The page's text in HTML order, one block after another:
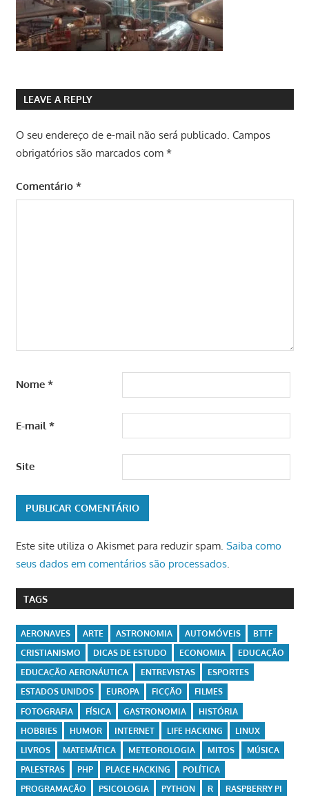
LEAVE A REPLY
O seu endereço de e-mail não será publicado. Campos
obrigatórios são marcados com *
Comentário *
Nome *
E-mail *
Site
Este site utiliza o Akismet para reduzir spam. Saiba como
seus dados em comentários são processados.
TAGS
AERONAVES ARTE ASTRONOMIA AUTOMÓVEIS
BTTF
CRISTIANISMO
DICAS DE ESTUDO ECONOMIA
EDUCAÇÃO
EDUCAÇÃO AERONÁUTICA
ENTREVISTAS
ESPORTES
ESTADOS UNIDOS
EUROPA FICÇÃO
FILMES
FOTOGRAFIA
FÍSICA GASTRONOMIA
HISTÓRIA
HOBBIES
HUMOR INTERNET LIFE HACKING
LINUX
LIVROS
MATEMÁTICA METEOROLOGIA MITOS
MÚSICA
PALESTRAS
PHP PLACE HACKING
POLÍTICA
PROGRAMAÇÃO
PSICOLOGIA PYTHON R
RASPBERRY PI